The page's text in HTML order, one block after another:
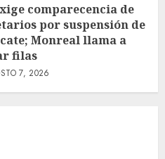
comparecencia de
por suspensión de
Monreal llama a
filas
7, 2026